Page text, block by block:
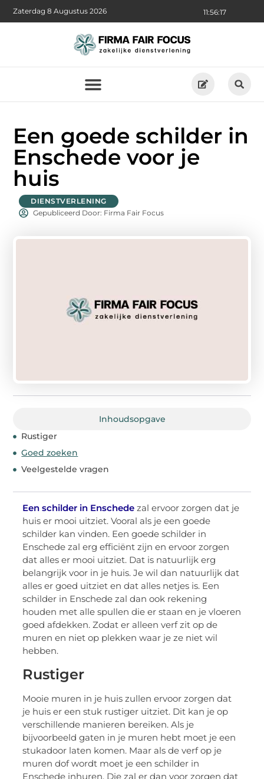
11:56:19
Zaterdag 8 Augustus 2026
Een goede schilder in
Enschede voor je
huis
DIENSTVERLENING
Gepubliceerd Door: Firma Fair Focus
Inhoudsopgave
Rustiger
Goed zoeken
Veelgestelde vragen
Een schilder in Enschede zal ervoor zorgen dat je
huis er mooi uitziet. Vooral als je een goede
schilder kan vinden. Een goede schilder in
Enschede zal erg efficiënt zijn en ervoor zorgen
dat alles er mooi uitziet. Dat is natuurlijk erg
belangrijk voor in je huis. Je wil dan natuurlijk dat
alles er goed uitziet en dat alles netjes is. Een
schilder in Enschede zal dan ook rekening
houden met alle spullen die er staan en je vloeren
goed afdekken. Zodat er alleen verf zit op de
muren en niet op plekken waar je ze niet wil
hebben.
Rustiger
Mooie muren in je huis zullen ervoor zorgen dat
je huis er een stuk rustiger uitziet. Dit kan je op
verschillende manieren bereiken. Als je
bijvoorbeeld gaten in je muren hebt moet je een
stukadoor laten komen. Maar als de verf op je
muren dof wordt moet je een schilder in
Enschede inhuren. Die zal er dan voor zorgen dat